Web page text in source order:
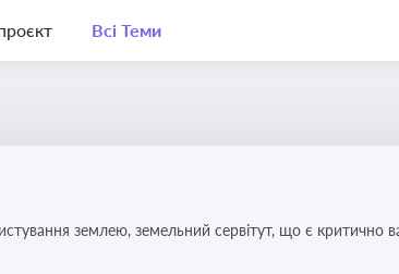
Всі Теми
землею, земельний сервітут, що є
управління земельними ресурсами